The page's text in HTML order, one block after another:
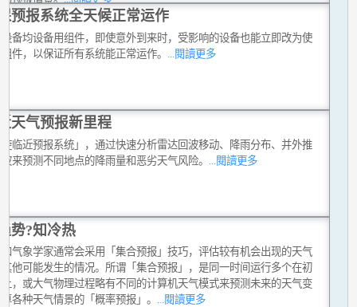
预报系统全天候正常运作
备均设备用组件，即使意外到来时，受影响的设备也能立即改为使
件，以保证所有系统能正常运作。
...閱讀更多
天气预报新里程
临近预报系统」，通过快速分析雷达回波移动、降雨分布、并外推
来预测不同地点的降雨量和恶劣天气风险。 ...閱讀更多
势?知冷热
气象学家通常会采用「集合预报」技巧，评估较有机会出现的天气
他可能发生的情况。所谓「集合预报」，是同一时间运行多个在初
，或大气物理过程略有不同的计算机天气模式来预测未来的天气变
各种天气情景的「概率预报」。 ...閱讀更多